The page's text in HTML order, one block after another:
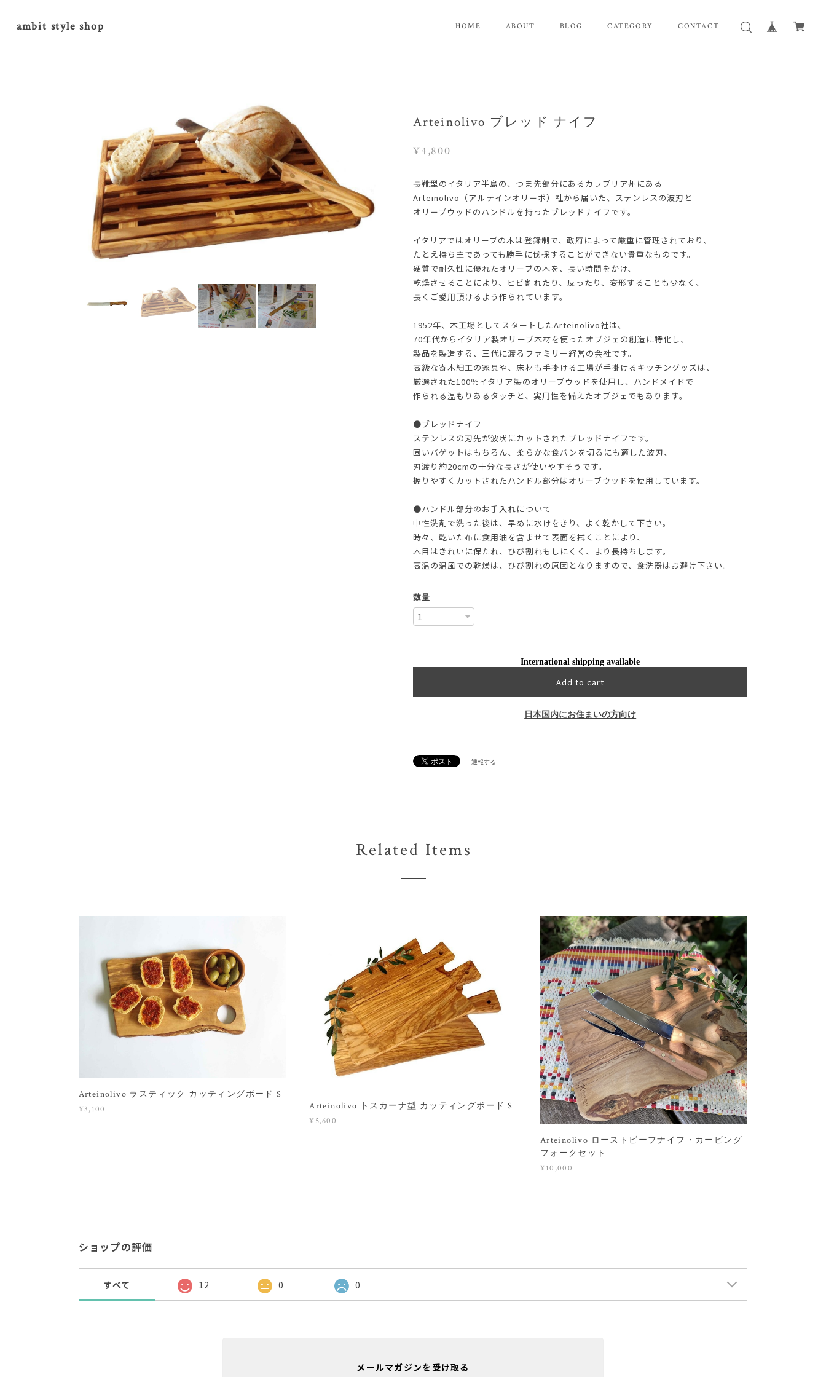
ambit style shop HOME ABOUT BLOG CATEGORY CONTACT
Arteinolivo ブレッド ナイフ
¥4,800
長靴型のイタリア半島の、つま先部分にあるカラブリア州にある
Arteinolivo（アルテインオリーボ）社から届いた、ステンレスの波刃と
オリーブウッドのハンドルを持ったブレッドナイフです。
イタリアではオリーブの木は登録制で、政府によって厳重に管理されており、
たとえ持ち主であっても勝手に伐採することができない貴重なものです。
硬質で耐久性に優れたオリーブの木を、長い時間をかけ、
乾燥させることにより、ヒビ割れたり、反ったり、変形することも少なく、
長くご愛用頂けるよう作られています。
1952年、木工場としてスタートしたArteinolivo社は、
70年代からイタリア製オリーブ木材を使ったオブジェの創造に特化し、
製品を製造する、三代に渡るファミリー経営の会社です。
高級な寄木細工の家具や、床材も手掛ける工場が手掛けるキッチングッズは、
厳選された100％イタリア製のオリーブウッドを使用し、ハンドメイドで
作られる温もりあるタッチと、実用性を備えたオブジェでもあります。
●ブレッドナイフ
ステンレスの刃先が波状にカットされたブレッドナイフです。
固いバゲットはもちろん、柔らかな食パンを切るにも適した波刃、
刃渡り約20cmの十分な長さが使いやすそうです。
握りやすくカットされたハンドル部分はオリーブウッドを使用しています。
●ハンドル部分のお手入れについて
中性洗剤で洗った後は、早めに水けをきり、よく乾かして下さい。
時々、乾いた布に食用油を含ませて表面を拭くことにより、
木目はきれいに保たれ、ひび割れもしにくく、より長持ちします。
高温の温風での乾燥は、ひび割れの原因となりますので、食洗器はお避け下さい。
数量
International shipping available
Add to cart
日本国内にお住まいの方向け
通報する
Related Items
Arteinolivo ラスティック カッティングボード S
¥3,100 Arteinolivo トスカーナ型 カッティングボード S
¥5,600
Arteinolivo ローストビーフナイフ・カービング
フォークセット
¥10,000
ショップの評価
すべて 12 0 0
メールマガジンを受け取る